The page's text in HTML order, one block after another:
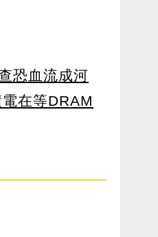
恐血流成河
在等DRAM